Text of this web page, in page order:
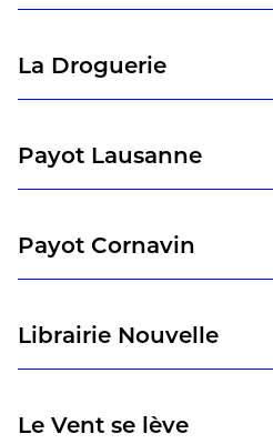
La Droguerie
Payot Lausanne
Payot Cornavin
Librairie Nouvelle
Le Vent se lève